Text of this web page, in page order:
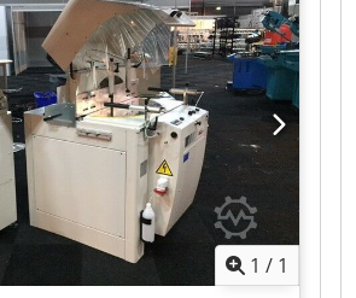
puede inspeccionar. En stock en
se puede probar.
1 / 1